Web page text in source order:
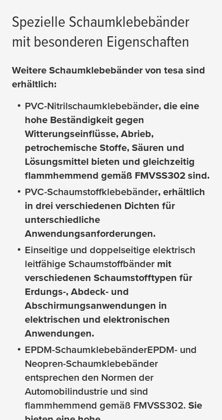
Spezielle Schaumklebebänder
mit besonderen Eigenschaften
Weitere Schaumklebebänder von tesa sind
erhältlich:
PVC-Nitrilschaumklebebänder, die eine
hohe Beständigkeit gegen
Witterungseinflüsse, Abrieb,
petrochemische Stoffe, Säuren und
Lösungsmittel bieten und gleichzeitig
flammhemmend gemäß FMVSS302 sind.
PVC-Schaumstoffklebebänder, erhältlich
in drei verschiedenen Dichten für
unterschiedliche
Anwendungsanforderungen.
Einseitige und doppelseitige elektrisch
leitfähige Schaumstoffbänder mit
verschiedenen Schaumstofftypen für
Erdungs-, Abdeck- und
Abschirmungsanwendungen in
elektrischen und elektronischen
Anwendungen.
EPDM-SchaumklebebänderEPDM- und
Neopren-Schaumklebebänder
entsprechen den Normen der
Automobilindustrie und sind
flammhemmend gemäß FMVSS302. Sie